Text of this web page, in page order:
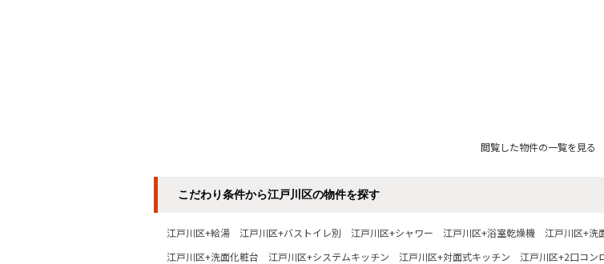
閲覧した物件の一覧を見る
こだわり条件から江戸川区の物件を探す
江戸川区+給湯 江戸川区+バストイレ別 江戸川区+シャワー 江戸川区+浴室乾燥機 江戸川区+洗
江戸川区+洗面化粧台
江戸川区+システムキッチン 江戸川区+対面式キッチン 江戸川区+2口コン